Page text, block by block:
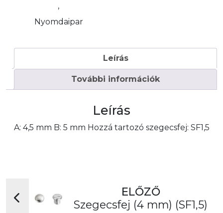
,
Nyomdaipar
Leírás
További információk
Leírás
A: 4,5 mm B: 5 mm Hozzá tartozó szegecsfej: SF1,5
ELŐZŐ
Szegecsfej (4 mm) (SF1,5)